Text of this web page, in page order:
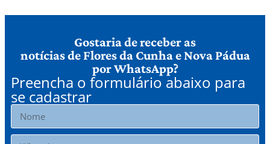
Gostaria de receber as
notícias de Flores da Cunha e Nova Pádua
por WhatsApp?
Preencha o formulário abaixo para
se cadastrar